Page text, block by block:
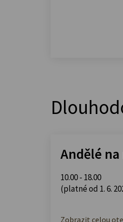
Andělé
10.00 - 18.00
(platné od 1. 6.
Zobrazit celou